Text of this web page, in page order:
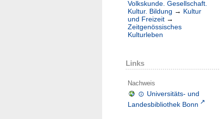
Volkskunde. Gesellschaft.
Kultur. Bildung → Kultur
und Freizeit →
Zeitgenössisches
Kulturleben
Links
Nachweis
Universitäts- und
Landesbibliothek Bonn